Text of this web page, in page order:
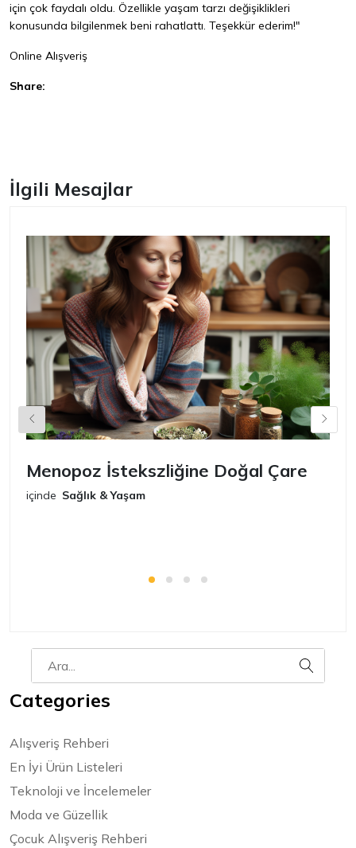
için çok faydalı oldu. Özellikle yaşam tarzı değişiklikleri
konusunda bilgilenmek beni rahatlattı. Teşekkür ederim!"
Online Alışveriş
Share:
İlgili Mesajlar
Menopoz İstekszliğine Doğal Çare
içinde Sağlık & Yaşam
Categories
Alışveriş Rehberi
En İyi Ürün Listeleri
Teknoloji ve İncelemeler
Moda ve Güzellik
Çocuk Alışveriş Rehberi